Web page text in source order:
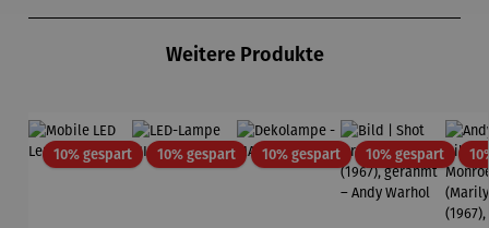
Weitere Produkte
10% gespartRabatt10% gespartRabatt10% gespartRabatt10% gespartRabatt